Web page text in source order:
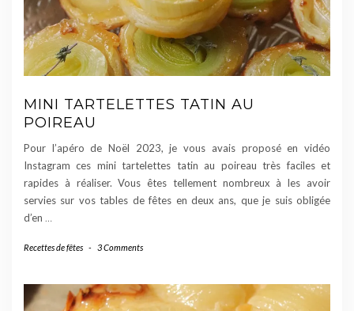
MINI TARTELETTES TATIN AU
POIREAU
Pour l’apéro de Noël 2023, je vous avais proposé en vidéo
Instagram ces mini tartelettes tatin au poireau très faciles et
rapides à réaliser. Vous êtes tellement nombreux à les avoir
servies sur vos tables de fêtes en deux ans, que je suis obligée
d’en …
Recettes de fêtes - 3 Comments